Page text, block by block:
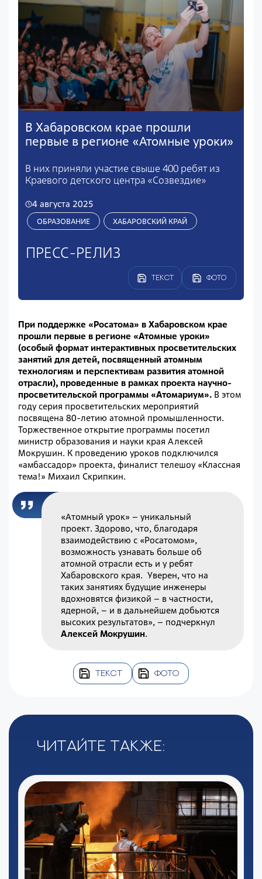
В Хабаровском крае прошли
первые в регионе «Атомные уроки»
В них приняли участие свыше 400 ребят из
Краевого детского центра «Созвездие»
4 августа 2025
ОБРАЗОВАНИЕ ХАБАРОВСКИЙ КРАЙ
ПРЕСС-РЕЛИЗ
ТЕКСТ ФОТО
При поддержке «Росатома» в Хабаровском крае
прошли первые в регионе «Атомные уроки»
(особый формат интерактивных просветительских
занятий для детей, посвященный атомным
технологиям и перспективам развития атомной
отрасли), проведенные в рамках проекта научно-
просветительской программы «Атомариум». В этом
году серия просветительских мероприятий
посвящена 80-летию атомной промышленности.
Торжественное открытие программы посетил
министр образования и науки края Алексей
Мокрушин. К проведению уроков подключился
«амбассадор» проекта, финалист телешоу «Классная
тема!» Михаил Скрипкин.
«Атомный урок» – уникальный
проект. Здорово, что, благодаря
взаимодействию с «Росатомом»,
возможность узнавать больше об
атомной отрасли есть и у ребят
Хабаровского края. Уверен, что на
таких занятиях будущие инженеры
вдохновятся физикой – в частности,
ядерной, – и в дальнейшем добьются
высоких результатов», – подчеркнул
Алексей Мокрушин.
ТЕКСТ ФОТО
Читайте также: